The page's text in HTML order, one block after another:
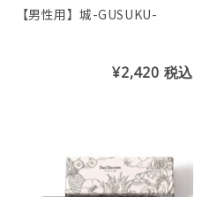
【男性用】城-GUSUKU-
¥2,420 税込